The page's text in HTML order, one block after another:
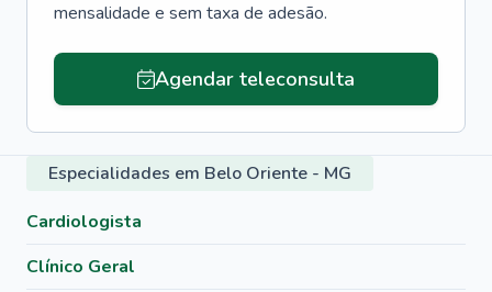
mensalidade e sem taxa de adesão.
Agendar teleconsulta
Especialidades em Belo Oriente - MG
Cardiologista
Clínico Geral